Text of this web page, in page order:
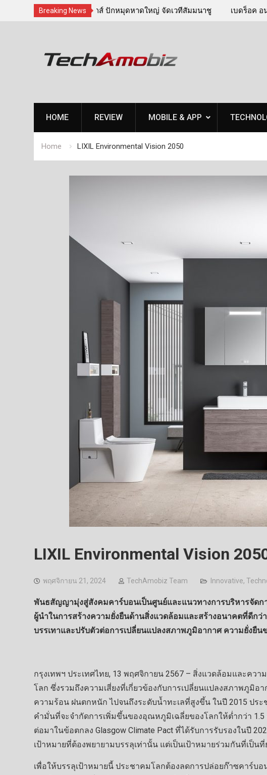
Breaking News
าดใหญ่ จัดเวทีสัมมนาชู
เบดร็อค อนาไลติกส์ ปักหมุดหาดใหญ่ จัดเวทีสัมมน
HOME REVIEW MOBILE & APP
Home LIXIL Environmental Vision 2050
LIXIL Environmental Vision
พฤศจิกายน 21, 2024 TechAmobiz Team Innovative,
พันธสัญญามุ่งสู่สังคมคาร์บอนเป็นศูนย์และแนวทางการบริหารจัดก
ผู้นำในการสร้างความยั่งยืนด้านสิ่งแวดล้อมและสร้างอนาคตที่ดีก
บรรเทาและปรับตัวต่อการเปลี่ยนแปลงสภาพภูมิอากาศ ความยั่งยื
กรุงเทพฯ ประเทศไทย, 13 พฤศจิกายน 2567 – สิ่งแวดล้อมและคว
โลก ซึ่งรวมถึงความเสี่ยงที่เกี่ยวข้องกับการเปลี่ยนแปลงสภาพภูมิอ
ความร้อน ฝนตกหนัก ไปจนถึงระดับน้ำทะเลที่สูงขึ้น ในปี 2015 ปร
คำมั่นที่จะจำกัดการเพิ่มขึ้นของอุณหภูมิเฉลี่ยของโลกให้ต่ำกว่า 1.5
ต่อมาในข้อตกลง Glasgow Climate Pact ที่ได้รับการรับรองในปี
เป้าหมายที่ต้องพยายามบรรลุเท่านั้น แต่เป็นเป้าหมายร่วมกันที่เป็น
เพื่อให้บรรลุเป้าหมายนี้ ประชาคมโลกต้องลดการปล่อยก๊าซคาร์บ